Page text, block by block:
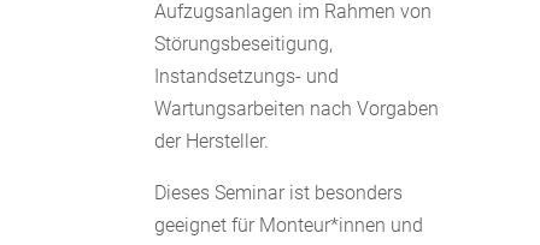
Aufzugsanlagen im Rahmen von
Störungsbeseitigung,
Instandsetzungs- und
Wartungsarbeiten nach Vorgaben
der Hersteller.
Dieses Seminar ist besonders
geeignet für Monteur*innen und